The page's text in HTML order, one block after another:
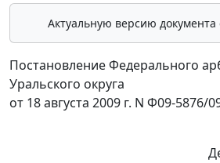
Актуальную версию документа
Постановление Федерального
Уральского округа
от 18 августа 2009 г. N Ф09-5876/